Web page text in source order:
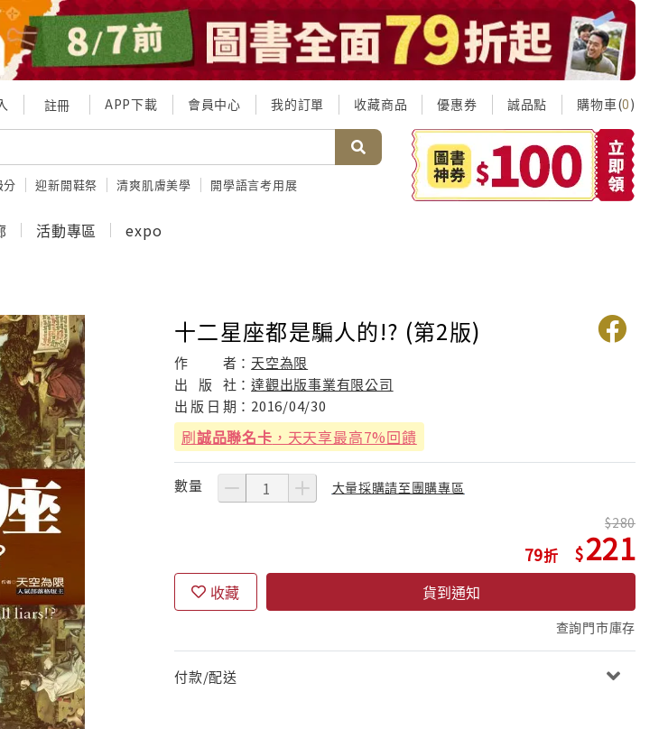
註冊 APP下載 會員中心 我的訂單 收藏商品 優惠券 誠品點 購物車(0)
分 迎新開鞋祭 清爽肌膚美學 開學語言考用展
活動專區 expo
十二星座都是騙人的!? (第2版)
作 者： 天空為限
出
版 社：達觀出版事業有限公司
出 版 日 期： 2016/04/30
刷誠品聯名卡 ，天天享最高7%回饋
數量 大量採購請至團購專區
79
280
221
收藏 貨到通知
查詢門市庫存
付款/配送